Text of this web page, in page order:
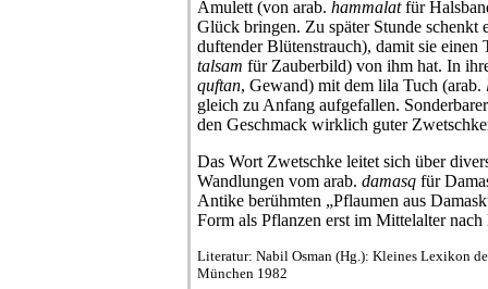
Amulett (von arab. hammalatfür
Glück bringen. Zu später Stunde schenkt
duftender Blütenstrauch), damit sie einen
talsam für Zauberbild) von ihm hat. In
quftan, Gewand) mit dem lila Tuch (arab.
gleich zu Anfang aufgefallen.
den Geschmack wirklich guter
Das Wort Zwetschke leitet sich über
Wandlungen vom arab. damasq für
Antike berühmten „Pflaumen aus
Form als Pflanzen erst im Mittelalter
Literatur: Nabil Osman (Hg.): Kleines Lexikon
München 1982